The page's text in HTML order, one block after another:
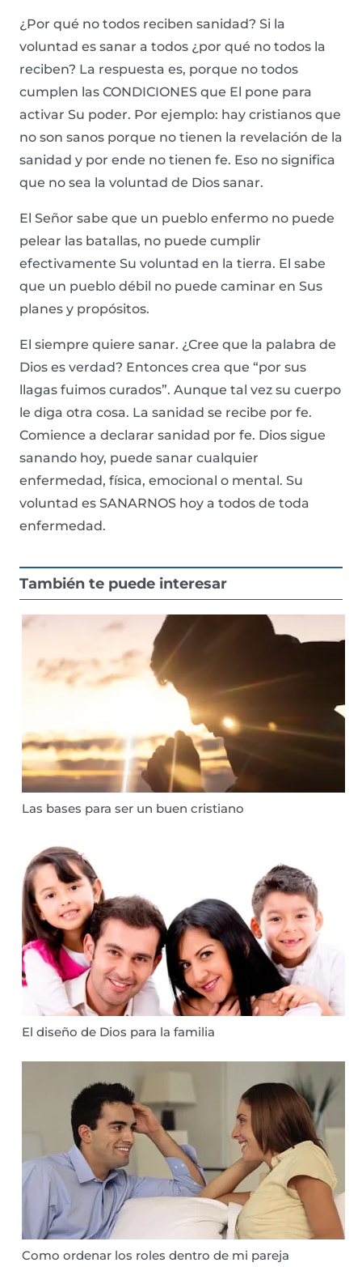
¿Por qué no todos reciben sanidad? Si la
voluntad es sanar a todos ¿por qué no todos la
reciben? La respuesta es, porque no todos
cumplen las CONDICIONES que El pone para
activar Su poder. Por ejemplo: hay cristianos que
no son sanos porque no tienen la revelación de la
sanidad y por ende no tienen fe. Eso no significa
que no sea la voluntad de Dios sanar.
El Señor sabe que un pueblo enfermo no puede
pelear las batallas, no puede cumplir
efectivamente Su voluntad en la tierra. El sabe
que un pueblo débil no puede caminar en Sus
planes y propósitos.
El siempre quiere sanar. ¿Cree que la palabra de
Dios es verdad? Entonces crea que “por sus
llagas fuimos curados”. Aunque tal vez su cuerpo
le diga otra cosa. La sanidad se recibe por fe.
Comience a declarar sanidad por fe. Dios sigue
sanando hoy, puede sanar cualquier
enfermedad, física, emocional o mental. Su
voluntad es SANARNOS hoy a todos de toda
enfermedad.
También te puede interesar
Las bases para ser un buen cristiano
El diseño de Dios para la familia
Como ordenar los roles dentro de mi pareja